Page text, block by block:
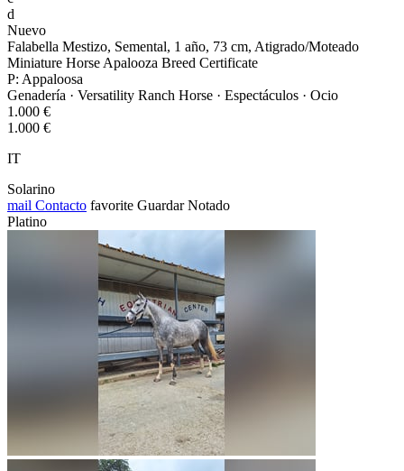
d
Nuevo
Falabella Mestizo, Semental, 1 año, 73 cm, Atigrado/Moteado
Miniature Horse Apalooza Breed Certificate
P: Appaloosa
Genadería · Versatility Ranch Horse · Espectáculos · Ocio
1.000 €
1.000 €
IT
Solarino
mail Contacto favorite Guardar Notado
Platino